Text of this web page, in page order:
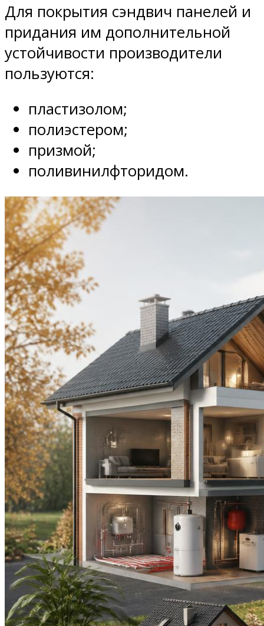
Для покрытия сэндвич панелей и
придания им дополнительной
устойчивости производители
пользуются:
пластизолом;
полиэстером;
призмой;
поливинилфторидом.